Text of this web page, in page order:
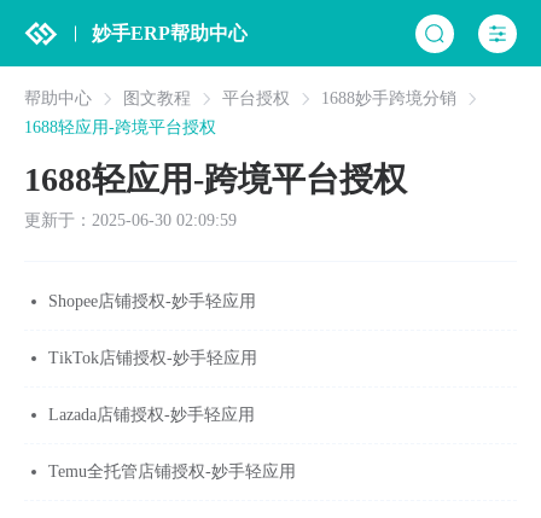
妙手ERP帮助中心
帮助中心 图文教程 平台授权
1688妙手跨境分销
1688轻应用-跨境平台授权
1688轻应用-跨境平台授权
更新于：2025-06-30 02:09:59
Shopee店铺授权-妙手轻应用
TikTok店铺授权-妙手轻应用
Lazada店铺授权-妙手轻应用
Temu全托管店铺授权-妙手轻应用